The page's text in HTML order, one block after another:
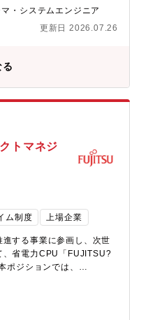
テクトとして、最新技術
な技術の組合せを検討・提
めることを期待します。
以下になります。（1）企
のPaaSや他社サ
ュリティ等顧客の心配
サービスとの組合せに
階 PoC等の実験環境の
います。 ・実証実験
したアーキテクチャ
技術的課題等の洗い出
本番稼働以降 実証段階
ウハウ蓄積を行いま
環境の設計・構
内発表)
討、設計内容のレビューお
げに向けたODMとの調
に参画し、ODMと日常的
前に進めていく役割とな
したサーバ開発に関与する
発に携わることができま
ジションは、FUJITSU－
における実務担当者とし
と、海外ODMベンダーお
的な開発・契約業務を推進
ベンダーとの仕様調
題・設計課題の整理およ
進捗確認、課題のエスカ
件の整理、社内調整サポ
、品質、製造など）との技
がら、開発を前に進める
リーダと密に連携し、判
める体制です。【仕事の
世代グリーンデータセン
・システムエンジニア
更新日 2026.07.26
る
トマネジ
ム制度 上場企業
進する事業に参画し、次世
、省電力CPU「FUJITSU?
ポジションでは、
ェクト全体を対象とする
リーダクラスとして、リ